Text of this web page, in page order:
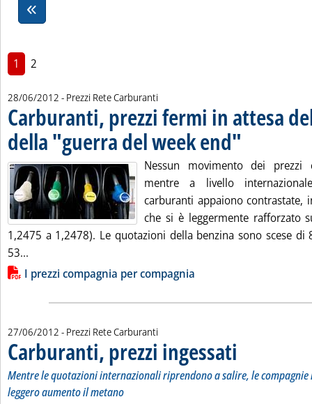
1 2
28/06/2012 - Prezzi Rete Carburanti
Carburanti, prezzi fermi in attesa
della "guerra del week end"
Nessun movimento dei prezzi
mentre a livello
carburanti appaiono contrastate,
che si è leggermente rafforzato
1,2475 a 1,2478). Le quotazioni della benzina sono scese
53...
Lista allegati PDF alla notizia
I prezzi compagnia per compagnia
27/06/2012 - Prezzi Rete Carburanti
Carburanti, prezzi ingessati
Mentre le quotazioni internazionali riprendono a salire, le
leggero aumento il metano